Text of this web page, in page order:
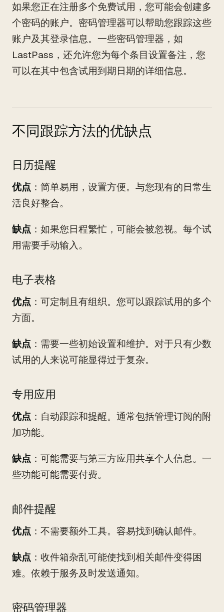
如果您正在注册多个免费试用，您可能会创建多
个密码的账户。密码管理器可以帮助您跟踪这些
账户及其登录信息。一些密码管理器，如
LastPass，还允许您为每个条目设置备注，您
可以在其中包含试用到期日期的详细信息。
不同跟踪方法的优缺点
日历提醒
优点 ：简单易用，设置方便。与您现有的日常生
活良好整合。
缺点 ：如果您日程繁忙，可能会被忽视。每个试
用需要手动输入。
电子表格
优点 ：可定制且有组织。您可以跟踪试用的多个
方面。
缺点 ：需要一些初始设置和维护。对于只有少数
试用的人来说可能显得过于复杂。
专用应用
优点 ：自动跟踪和提醒。通常包括管理订阅的附
加功能。
缺点 ：可能需要与第三方应用共享个人信息。一
些功能可能需要付费。
邮件提醒
优点 ：不需要额外工具。容易找到确认邮件。
缺点 ：收件箱杂乱可能使找到相关邮件变得困
难。依赖于服务及时发送通知。
密码管理器